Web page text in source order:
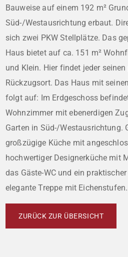
Bauweise auf einem 192 m²
Süd-/Westausrichtung erbaut.
sich zwei PKW Stellplätze. Das
Haus bietet auf ca. 151 m²
und Klein. Hier findet jeder
Rückzugsort. Das Haus mit
folgt auf: Im Erdgeschoss
Wohnzimmer mit ebenerdigen
Garten in Süd-/Westausrichtung.
großzügige Küche mit
hochwertiger Designerküche mit
das Gäste-WC und ein
elegante Treppe mit
ZURÜCK ZUR ÜBERSICHT